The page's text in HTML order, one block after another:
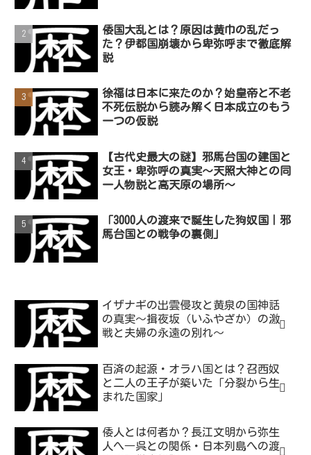
倭国大乱とは？原因は黄巾の乱だっ
た？伊都国崩壊から卑弥呼まで徹底解
説
徐福は日本に来たのか？始皇帝と不老
不死伝説から読み解く日本成立のもう
一つの仮説
【古代史最大の謎】邪馬台国の建国と
女王・卑弥呼の真実～天照大神との同
一人物説と高天原の場所～
「3000人の渡来で誕生した狗奴国｜邪
馬台国との戦争の裏側」
イザナギの出雲侵攻と黄泉の国神話
の真実～揖夜坂（いふやざか）の激
戦と夫婦の永遠の別れ～
百済の起源・オラハ国とは？召西奴
と二人の王子が築いた「分裂から生
まれた国家」
倭人とは何者か？長江文明から弥生
人へ―呉との関係・日本列島への渡